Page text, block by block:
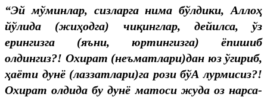
“Эй мўминлар, сизларга нима бўлдики, Аллоҳ
йўлида (жиҳодга) чиқинглар, дейилса, ўз
ерингизга (яъни, юртингизга) ёпишиб
олдингиз?! Охират (неъматлари)дан юз ўгириб,
ҳаёти дунё (лаззатлари)га рози бўА лурмисиз?!
Охират олдида бу дунё матоси жуда оз нарса-